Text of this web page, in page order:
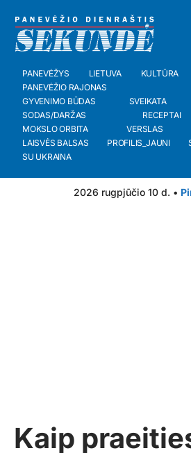
PANEVĖŽYS LIETUVA KULTŪRA
PANEVĖŽIO RAJONAS
GYVENIMO BŪDAS
SVEIKATA
SODAS/DARŽAS
RECEPTAI
MOKSLO ORBITA
VERSLAS
LAISVĖS BALSAS
PROFILIS_JAUNI
SU UKRAINA
2026 rugpjūčio 10 d. •
Kaip